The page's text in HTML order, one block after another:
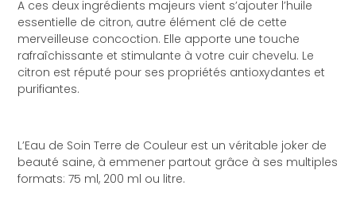
A ces deux ingrédients majeurs vient s’ajouter l’huile
essentielle de citron, autre élément clé de cette
merveilleuse concoction. Elle apporte une touche
rafraîchissante et stimulante à votre cuir chevelu. Le
citron est réputé pour ses propriétés antioxydantes et
purifiantes.
L’Eau de Soin Terre de Couleur est un véritable joker de
beauté saine, à emmener partout grâce à ses multiples
formats: 75 ml, 200 ml ou litre.